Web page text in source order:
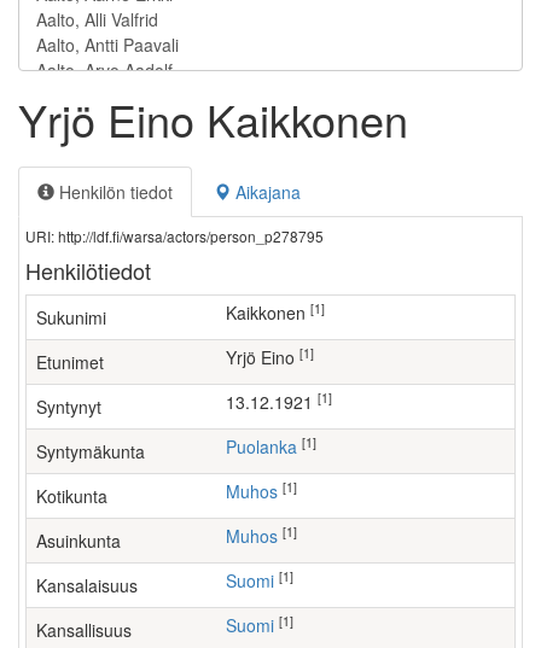
Yrjö Eino Kaikkonen
Henkilön tiedot Aikajana
URI: http://ldf.fi/warsa/actors/person_p278795
Henkilötiedot
Sukunimi Kaikkonen [1]
Etunimet Yrjö Eino [1]
Syntynyt 13.12.1921 [1]
Syntymäkunta Puolanka [1]
Kotikunta Muhos [1]
Asuinkunta Muhos [1]
Kansalaisuus Suomi [1]
Kansallisuus Suomi [1]